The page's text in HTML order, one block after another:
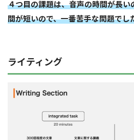
４つ目の課題は、音声の時間が長い
間が短いので、一番苦手な問題でし
ライティング